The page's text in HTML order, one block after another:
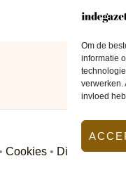
Om de
informatie
verwerken.
invloed
Cookies• Disclaimer•